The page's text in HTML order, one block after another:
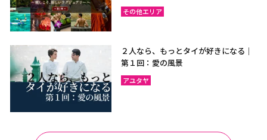
その他エリア
２人なら、もっとタイが好きになる｜
第１回：愛の風景
アユタヤ